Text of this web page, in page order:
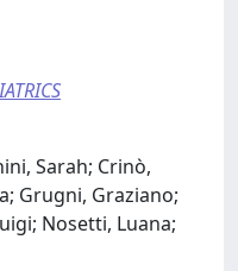
Sarah; Crinò,
Grugni, Graziano;
Nosetti, Luana;